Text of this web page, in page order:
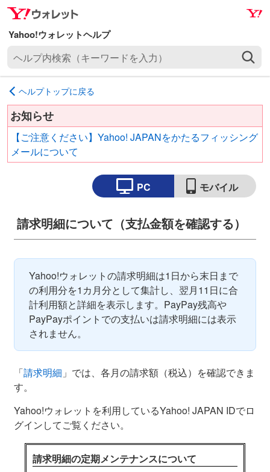
ナ
ビ
ゲ
ー
ョ
ン
へ
ス
ッ
メ
イ
ン
コ
テ
ン
ツ
へ
キ
プ
内
検
索
キ
入
ヘルプトップに戻る
お知らせ
【ご注意ください】Yahoo! JAPANをかたるフィッシング
メールについて
PC モバイル
請求明細について（支払金額を確認する）
Yahoo!ウォレットの請求明細は1日から末日まで
の利用分を1カ月分として集計し、翌月11日に合
計利用額と詳細を表示します。PayPay残高や
PayPayポイントでの支払いは請求明細には表示
されません。
「請求明細 」では、各月の請求額（税込）を確認できま
す。
Yahoo!ウォレットを利用しているYahoo! JAPAN IDでロ
グインしてご覧ください。
請求明細の定期メンテナンスについて